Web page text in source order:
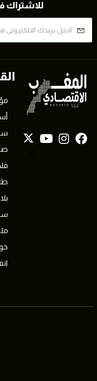
للاشتراك